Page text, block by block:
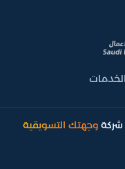
وجهتك التسويقية